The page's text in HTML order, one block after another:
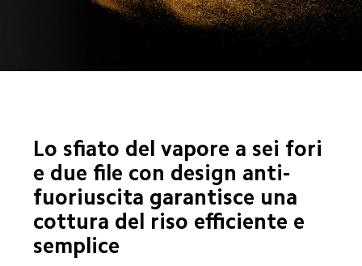
Lo sfiato del vapore a sei fori
e due file con design anti-
fuoriuscita garantisce una
cottura del riso efficiente e
semplice